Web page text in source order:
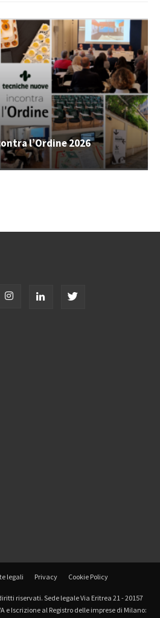
l’Ordine 2026
legali Privacy Cookie Policy
riservati. Sede legale Via Eritrea 21 - 20157
e Iscrizione al Registro delle imprese di Milano: